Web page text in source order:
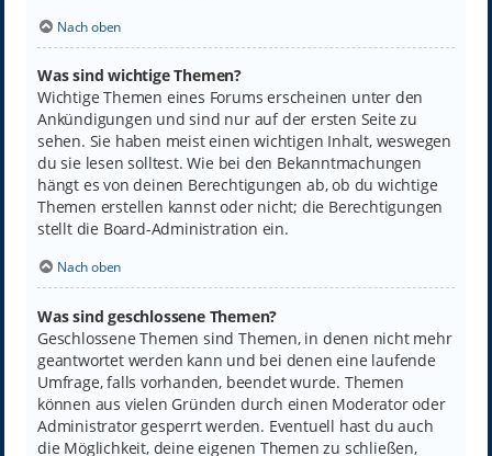
Nach oben
Was sind wichtige Themen?
Wichtige Themen eines Forums erscheinen unter den
Ankündigungen und sind nur auf der ersten Seite zu
sehen. Sie haben meist einen wichtigen Inhalt, weswegen
du sie lesen solltest. Wie bei den Bekanntmachungen
hängt es von deinen Berechtigungen ab, ob du wichtige
Themen erstellen kannst oder nicht; die Berechtigungen
stellt die Board-Administration ein.
Nach oben
Was sind geschlossene Themen?
Geschlossene Themen sind Themen, in denen nicht mehr
geantwortet werden kann und bei denen eine laufende
Umfrage, falls vorhanden, beendet wurde. Themen
können aus vielen Gründen durch einen Moderator oder
Administrator gesperrt werden. Eventuell hast du auch
die Möglichkeit, deine eigenen Themen zu schließen,